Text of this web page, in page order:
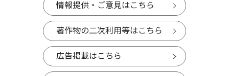
情報提供・ご意見はこちら
著作物の二次利用等はこちら
広告掲載はこちら